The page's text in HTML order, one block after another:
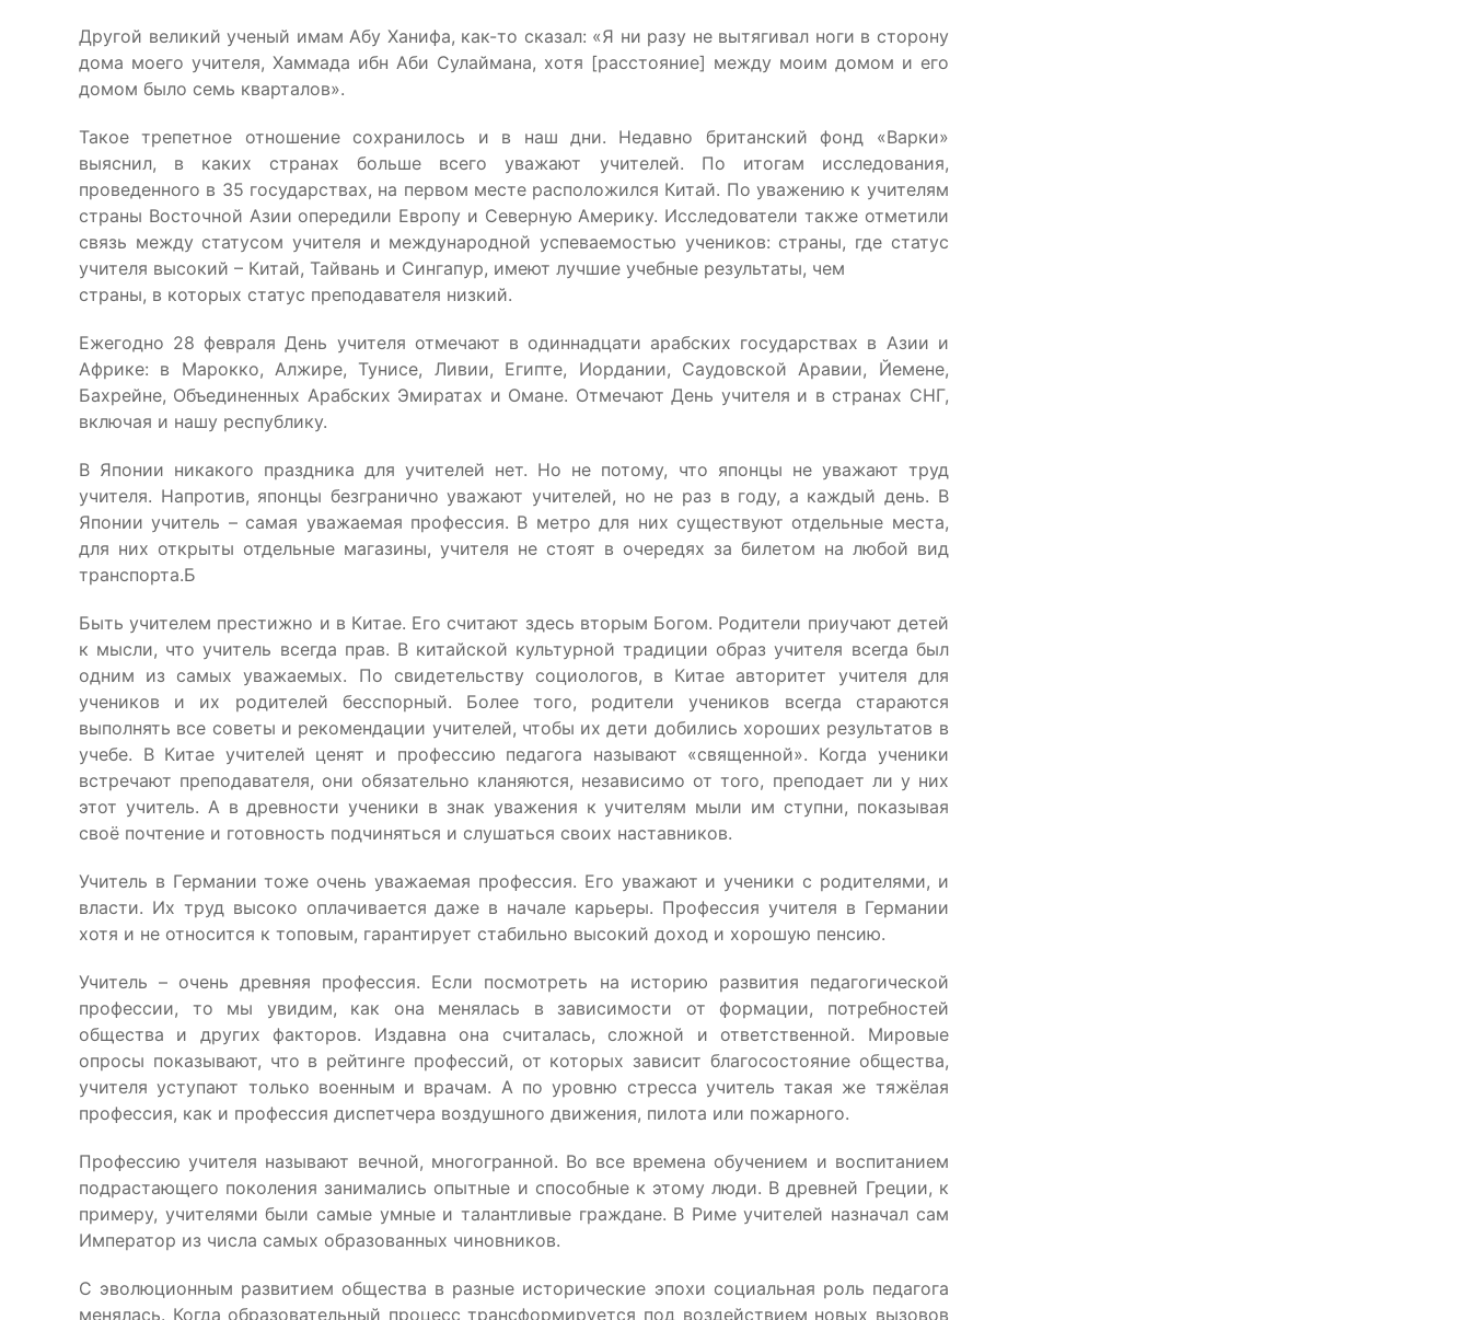
Другой великий ученый имам Абу Ханифа, как-то сказал: «Я ни разу не вытягивал ноги в сторону
дома моего учителя, Хаммада ибн Аби Сулаймана, хотя [расстояние] между моим домом и его
домом было семь кварталов».
Такое трепетное отношение сохранилось и в наш дни. Недавно британский фонд «Варки»
выяснил, в каких странах больше всего уважают учителей. По итогам исследования,
проведенного в 35 государствах, на первом месте расположился Китай. По уважению к учителям
страны Восточной Азии опередили Европу и Северную Америку. Исследователи также отметили
связь между статусом учителя и международной успеваемостью учеников: страны, где статус
учителя высокий – Китай, Тайвань и Сингапур, имеют лучшие учебные результаты, чем
страны, в которых статус преподавателя низкий.
Ежегодно 28 февраля День учителя отмечают в одиннадцати арабских государствах в Азии и
Африке: в Марокко, Алжире, Тунисе, Ливии, Египте, Иордании, Саудовской Аравии, Йемене,
Бахрейне, Объединенных Арабских Эмиратах и Омане. Отмечают День учителя и в странах СНГ,
включая и нашу республику.
В Японии никакого праздника для учителей нет. Но не потому, что японцы не уважают труд
учителя. Напротив, японцы безгранично уважают учителей, но не раз в году, а каждый день. В
Японии учитель – самая уважаемая профессия. В метро для них существуют отдельные места,
для них открыты отдельные магазины, учителя не стоят в очередях за билетом на любой вид
транспорта.Б
Быть учителем престижно и в Китае. Его считают здесь вторым Богом. Родители приучают детей
к мысли, что учитель всегда прав. В китайской культурной традиции образ учителя всегда был
одним из самых уважаемых. По свидетельству социологов, в Китае авторитет учителя для
учеников и их родителей бесспорный. Более того, родители учеников всегда стараются
выполнять все советы и рекомендации учителей, чтобы их дети добились хороших результатов в
учебе. В Китае учителей ценят и профессию педагога называют «священной». Когда ученики
встречают преподавателя, они обязательно кланяются, независимо от того, преподает ли у них
этот учитель. А в древности ученики в знак уважения к учителям мыли им ступни, показывая
своё почтение и готовность подчиняться и слушаться своих наставников.
Учитель в Германии тоже очень уважаемая профессия. Его уважают и ученики с родителями, и
власти. Их труд высоко оплачивается даже в начале карьеры. Профессия учителя в Германии
хотя и не относится к топовым, гарантирует стабильно высокий доход и хорошую пенсию.
Учитель – очень древняя профессия. Если посмотреть на историю развития педагогической
профессии, то мы увидим, как она менялась в зависимости от формации, потребностей
общества и других факторов. Издавна она считалась, сложной и ответственной. Мировые
опросы показывают, что в рейтинге профессий, от которых зависит благосостояние общества,
учителя уступают только военным и врачам. А по уровню стресса учитель такая же тяжёлая
профессия, как и профессия диспетчера воздушного движения, пилота или пожарного.
Профессию учителя называют вечной, многогранной. Во все времена обучением и воспитанием
подрастающего поколения занимались опытные и способные к этому люди. В древней Греции, к
примеру, учителями были самые умные и талантливые граждане. В Риме учителей назначал сам
Император из числа самых образованных чиновников.
С эволюционным развитием общества в разные исторические эпохи социальная роль педагога
менялась. Когда образовательный процесс трансформируется под воздействием новых вызовов